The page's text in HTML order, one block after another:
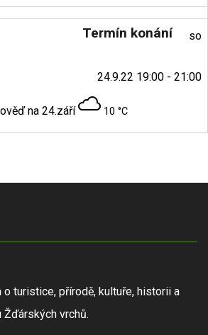
Termín konání so
24.9.22 19:00 - 21:00
na 24.září 10 °C
turistice, přírodě, kultuře, historii a
vrchů.